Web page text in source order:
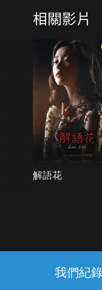
我們紀
相關影片
解語花